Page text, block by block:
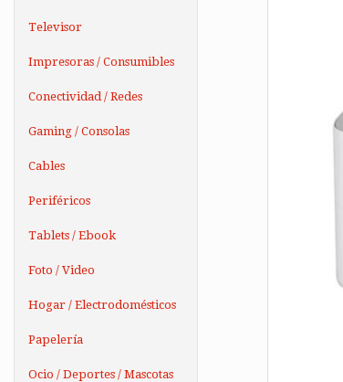
Televisor
Impresoras / Consumibles
Conectividad / Redes
Gaming / Consolas
Cables
Periféricos
Tablets / Ebook
Foto / Video
Hogar / Electrodomésticos
Papelería
Ocio / Deportes / Mascotas